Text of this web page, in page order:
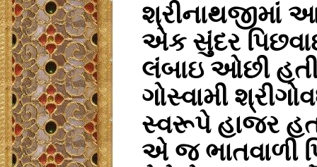
શ્રીનાથજીમાં આ
એક સુંદર
લંબાઇ ઓછી
ગોસ્વામી
સ્વરૂપે હાજર
એ જ ભાતવાળી